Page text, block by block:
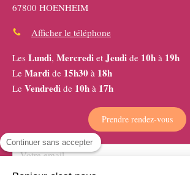
67800 HOENHEIM
Afficher le téléphone
Les Lundi, Mercredi et Jeudi de 10h à 19h
Le Mardi de 15h30 à 18h
Le Vendredi de 10h à 17h
Prendre rendez-vous
Votre email
Continuer sans accepter